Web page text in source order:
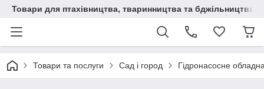
Товари для птахівництва, тваринництва та бджільництва
Товари та послуги Сад і город Гідронасосне